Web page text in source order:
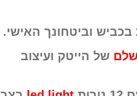
וביטחונך האישי.
של הייטק ועיצוב